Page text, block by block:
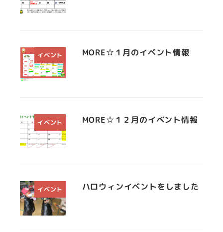
イベント MORE☆１月のイベント情報
イベント MORE☆１２月のイベント情報
イベント ハロウィンイベントをしました